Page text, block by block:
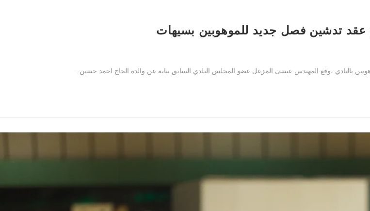
عقد تدشين فصل جديد للموهوبين بسيهات
بالنادي ،وقع المهندس عيسى المزعل عضو المجلس البلدي السابق نيابة عن والده الحاج احمد حسين…